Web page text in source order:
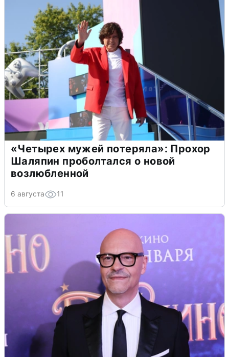
«Четырех мужей потеряла»: Прохор
Шаляпин проболтался о новой
возлюбленной
6 августа 11